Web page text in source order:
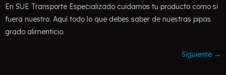
En SUE Transporte Especializado cuidamos tu producto como si
fuera nuestro. Aquí todo lo que debes saber de nuestras pipas
grado alimenticio.
Siguiente →